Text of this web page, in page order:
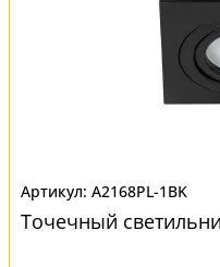
A2168PL-1BK
Точечный